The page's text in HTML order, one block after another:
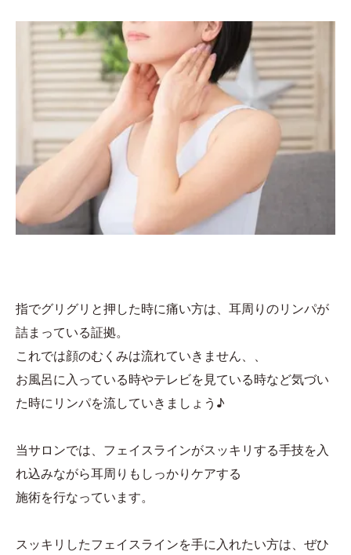
指でグリグリと押した時に痛い方は、耳周りのリンパが
詰まっている証拠。
これでは顔のむくみは流れていきません、、
お風呂に入っている時やテレビを見ている時など気づい
た時にリンパを流していきましょう♪
当サロンでは、フェイスラインがスッキリする手技を入
れ込みながら耳周りもしっかりケアする
施術を行なっています。
スッキリしたフェイスラインを手に入れたい方は、ぜひ